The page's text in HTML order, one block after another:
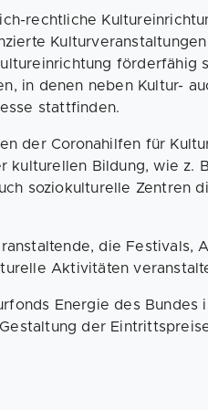
rechtliche
förderfähig
in denen neben Kultur-
stattfinden.
der Coronahilfen für
kulturellen Bildung, wie z.
soziokulturelle Zentren
die Festivals,
Aktivitäten
Energie des Bundes
der